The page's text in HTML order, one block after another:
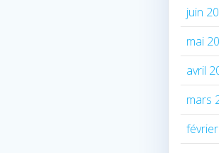
juin
mai
avril
mars